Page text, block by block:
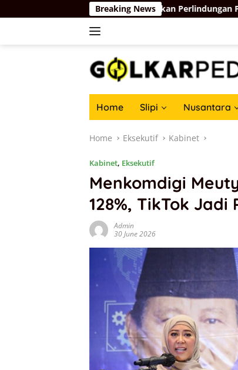
to
Breaking News
Komdigi Kedepankan Perlindungan Privasi di
Home Slipi Nusantara
Home Eksekutif Kabinet
Kabinet, Eksekutif
Menkomdigi
128%, TikTok
Admin
30 June 2026